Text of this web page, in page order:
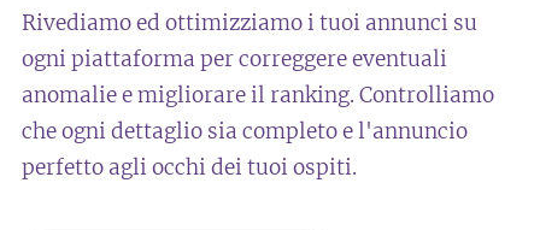
Rivediamo ed ottimizziamo i tuoi annunci su
ogni piattaforma per correggere eventuali
anomalie e migliorare il ranking. Controlliamo
che ogni dettaglio sia completo e l'annuncio
perfetto agli occhi dei tuoi ospiti.